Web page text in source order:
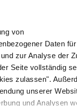
von
Daten
zur Analyse der
Seite vollständig
zulassen".
unserer
und Analysen